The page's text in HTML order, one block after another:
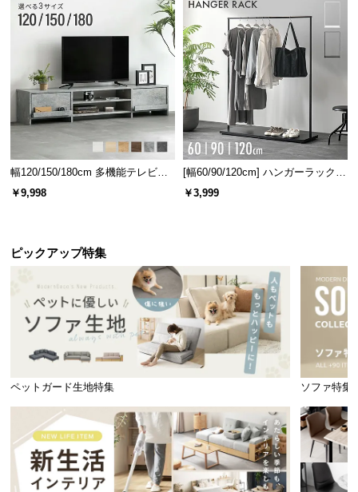
幅120/150/180cm 多機能テレビボ
ード 木目/石目調 オープン収納・
￥9,998
[幅60/90/120cm] ハンガーラック
スチール 4段階高さ調節 サイドフ
￥3,999
ピックアップ特集
ペットガード生地特集 ソファ特集